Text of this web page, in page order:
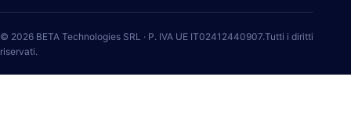
© 2026 BETA Technologies SRL · P. IVA UE IT02412440907.Tutti i diritti
riservati.